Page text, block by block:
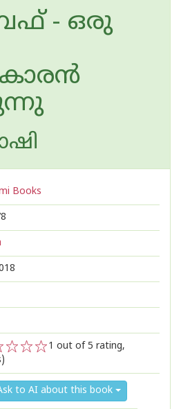
- ഒരു
Books
1 out of 5 rating,
to AI about this book